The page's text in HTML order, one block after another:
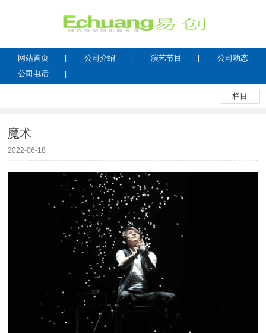
网站首页 公司介绍 演艺节目
公司动态
公司电话
栏目
魔术
2022-06-18